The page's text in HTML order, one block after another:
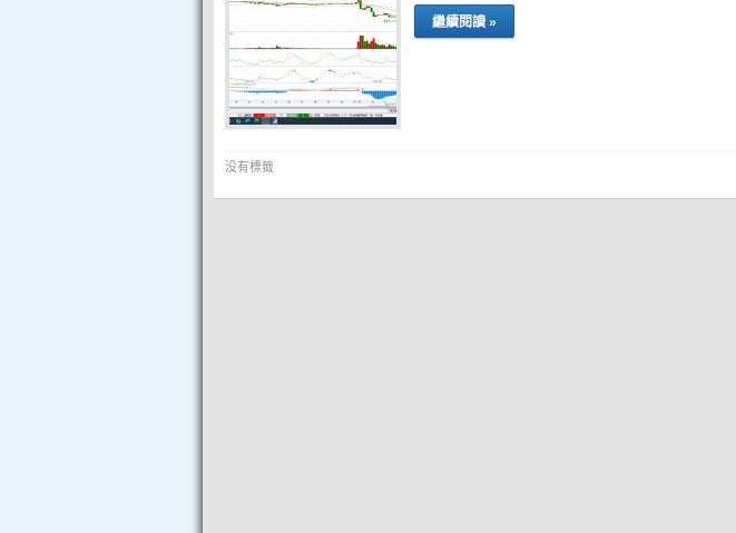
繼續閱讀 »
没有標籤